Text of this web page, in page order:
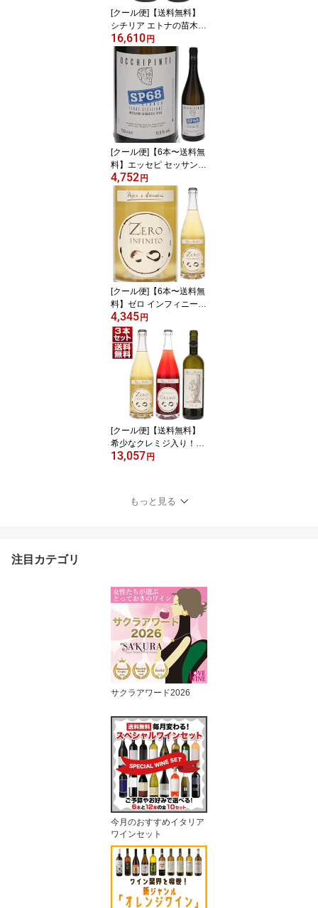
[クール便]【送料無料】
シチリア エトナの苗木業
4代目が手がける「ピエ
トラドルチェ」上級キュ
ヴェ赤白2本セット ワイ
ンセット 赤白 (750ml×2)
イタリア 確認 御中元 暑
中見舞い 残暑見舞い
16,610 円
[クール便]【6本〜送料無
料】エッセピ セッサント
ット(SP68) ビアンコ 20
25 アリアンナ オッキピ
ンティ 白ワイン イタリ
ア 750ml ジビッボ シチ
リア 御中元 暑中見舞い
残暑見舞い
4,752 円
[クール便]【6本〜送料無
料】ゼロ インフィニート
2025 ポイエル エ サンド
リ 微発泡 白ワイン イタ
リア 750ml 自然派 ソラ
リス トレンティーノ ア
ルト アディジェ フレッ
シュ 御中元 暑中見舞い
残暑見舞い
4,345 円
[クール便]【送料無料】
希少なクレミジ入り！ゼ
ロ インフィニート ポイ
ワイン スパークリングワ
イン (750ml×3) イタリア
13,057 円
もっと見る
注目カテゴリ
サクラアワード2026
今月のおすすめイタリア
ワインセット